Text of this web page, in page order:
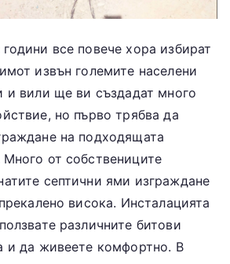
все повече хора избират
извън големите населени
и вили ще ви създадат много
но първо трябва да
на подходящата
от собствениците
септични ями изграждане
висока. Инсталацията
различните битови
и да живеете комфортно. В